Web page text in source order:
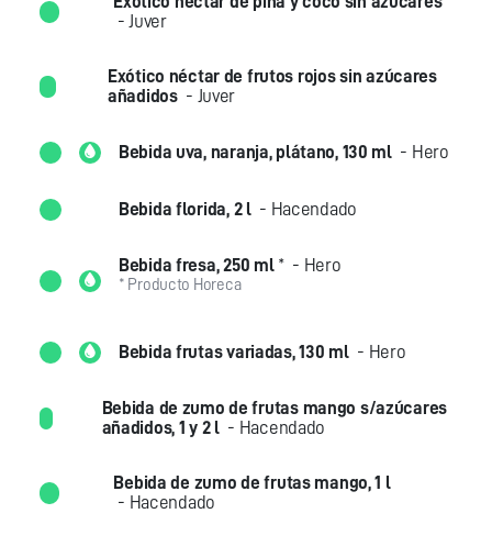
- Juver
Exótico néctar de frutos rojos sin azúcares
añadidos - Juver
Bebida uva, naranja, plátano, 130 ml - Hero
Bebida florida, 2 l - Hacendado
Bebida fresa, 250 ml* - Hero
* Producto Horeca
Bebida frutas variadas, 130 ml - Hero
Bebida de zumo de frutas mango s/azúcares
añadidos, 1 y 2 l - Hacendado
Bebida de zumo de frutas mango, 1 l
- Hacendado